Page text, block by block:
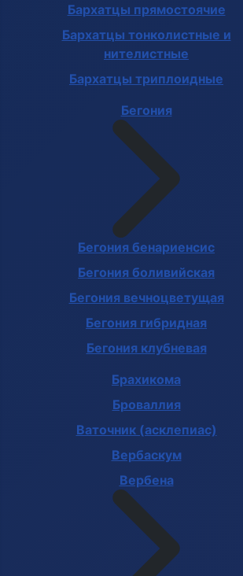
Бархатцы прямостоячие
Бархатцы тонколистные и
нителистные
Бархатцы триплоидные
Бегония
Бегония бенариенсис
Бегония боливийская
Бегония вечноцветущая
Бегония гибридная
Бегония клубневая
Брахикома
Броваллия
Ваточник (асклепиас)
Вербаскум
Вербена